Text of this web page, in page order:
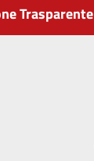
Trasparente